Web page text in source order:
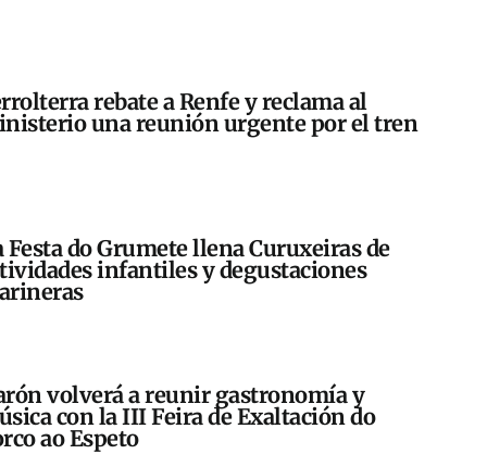
rebate a Renfe y reclama al
una reunión urgente por el tren
Festa do Grumete llena Curuxeiras de
infantiles y degustaciones
volverá a reunir gastronomía y
con la III Feira de Exaltación do
ao Espeto